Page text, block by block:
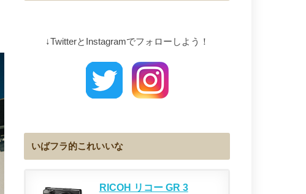
↓TwitterとInstagramでフォローしよう！
いばフラ的これいいな
RICOH リコー GR 3